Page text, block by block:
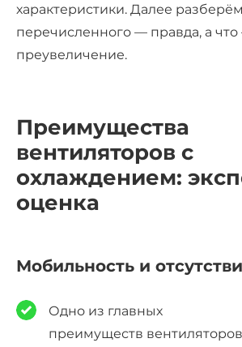
характеристики. Далее
перечисленного — правда, а
преувеличение.
Преимущества
вентиляторов с
охлаждением:
оценка
Мобильность и
Одно из главных
преимуществ